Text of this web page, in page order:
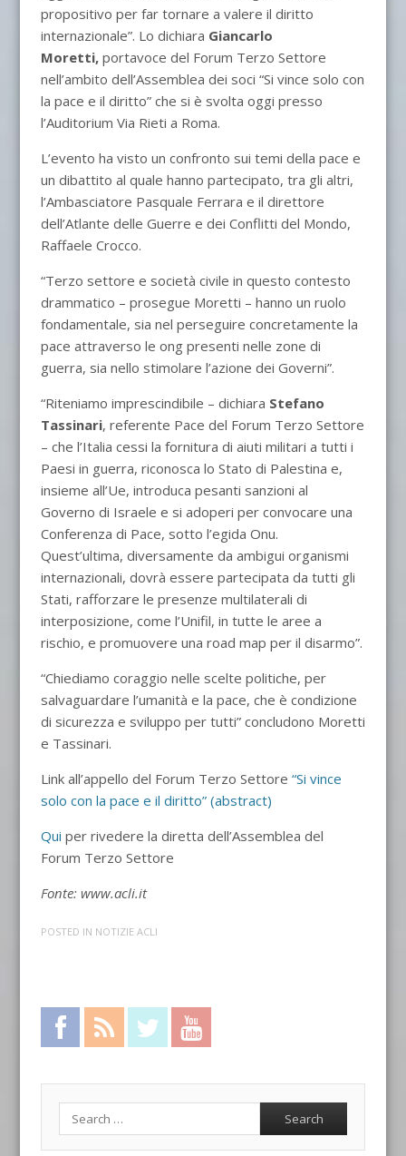
propositivo per far tornare a valere il diritto
internazionale”. Lo dichiara Giancarlo
Moretti,portavoce del Forum Terzo Settore
nell’ambito dell’Assemblea dei soci “Si vince solo con
la pace e il diritto” che si è svolta oggi presso
l’Auditorium Via Rieti a Roma.
L’evento ha visto un confronto sui temi della pace e
un dibattito al quale hanno partecipato, tra gli altri,
l’Ambasciatore Pasquale Ferrara e il direttore
dell’Atlante delle Guerre e dei Conflitti del Mondo,
Raffaele Crocco.
“Terzo settore e società civile in questo contesto
drammatico – prosegue Moretti – hanno un ruolo
fondamentale, sia nel perseguire concretamente la
pace attraverso le ong presenti nelle zone di
guerra, sia nello stimolare l’azione dei Governi”.
“Riteniamo imprescindibile – dichiara Stefano
Tassinari, referente Pace del Forum Terzo Settore
– che l’Italia cessi la fornitura di aiuti militari a tutti i
Paesi in guerra, riconosca lo Stato di Palestina e,
insieme all’Ue, introduca pesanti sanzioni al
Governo di Israele e si adoperi per convocare una
Conferenza di Pace, sotto l’egida Onu.
Quest’ultima, diversamente da ambigui organismi
internazionali, dovrà essere partecipata da tutti gli
Stati, rafforzare le presenze multilaterali di
interposizione, come l’Unifil, in tutte le aree a
rischio, e promuovere una road map per il disarmo”.
“Chiediamo coraggio nelle scelte politiche, per
salvaguardare l’umanità e la pace, che è condizione
di sicurezza e sviluppo per tutti” concludono Moretti
e Tassinari.
Link all’appello del Forum Terzo Settore “Si vince
solo con la pace e il diritto” (abstract)
Qui per rivedere la diretta dell’Assemblea del
Forum Terzo Settore
Fonte: www.acli.it
POSTED IN NOTIZIE ACLI
Facebook RSS Feed Twitter